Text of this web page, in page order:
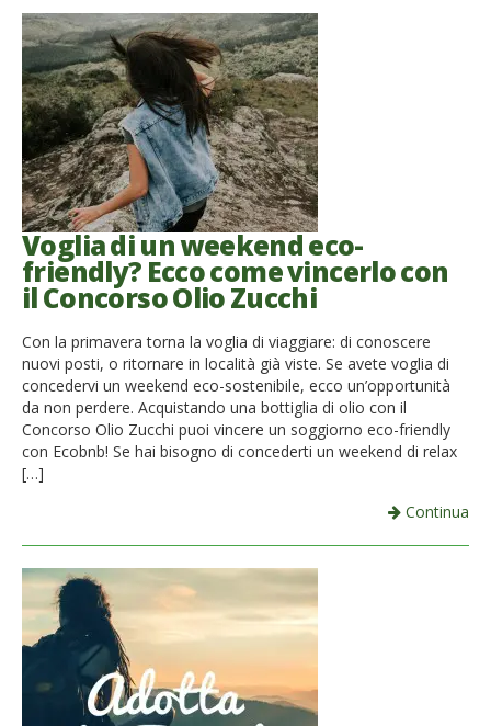
Voglia di un weekend eco-
friendly? Ecco come vincerlo con
il Concorso Olio Zucchi
Con la primavera torna la voglia di viaggiare: di conoscere
nuovi posti, o ritornare in località già viste. Se avete voglia di
concedervi un weekend eco-sostenibile, ecco un’opportunità
da non perdere. Acquistando una bottiglia di olio con il
Concorso Olio Zucchi puoi vincere un soggiorno eco-friendly
con Ecobnb! Se hai bisogno di concederti un weekend di relax
[…]
Continua